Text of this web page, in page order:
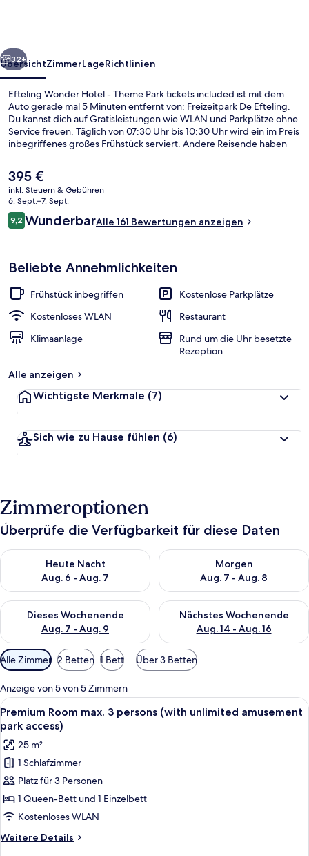
tickets
included
Weiter
32+
ÜbersichtZimmerLageRichtlinien
Efteling Wonder Hotel - Theme Park tickets included ist mit dem
Auto gerade mal 5 Minuten entfernt von: Freizeitpark De Efteling.
Du kannst dich auf Gratisleistungen wie WLAN und Parkplätze ohne
Service freuen. Täglich von 07:30 Uhr bis 10:30 Uhr wird ein im Preis
inbegriffenes großes Frühstück serviert. Andere Reisende haben
Der
aktuelle
Preis
beträgt
395 €.
395 €
inkl. Steuern & Gebühren
6. Sept.–7. Sept.
Bewertungen
9,29,2 von 10.
WunderbarAlle 161 Bewertungen anzeigen
Beliebte Annehmlichkeiten
Frühstück inbegriffen
Kostenlose Parkplätze
Kostenloses WLAN
Restaurant
Klimaanlage
Rund um die Uhr besetzte
Rezeption
Alle anzeigen
Wichtigste Merkmale (7)
Sich wie zu Hause fühlen (6)
Zimmeroptionen
Überprüfe die Verfügbarkeit für diese Daten
Heute Nacht
Aug. 6 - Aug. 7
Überprüfe die Verfügbarkeit für heute Nacht, Aug. 6 - Aug. 7.
Morgen
Aug. 7 - Aug. 8
Überprüfe die Verfügbarkeit
Dieses Wochenende
Aug. 7 - Aug. 9
Überprüfe die Verfügbarkeit für dieses Wochenende, Aug. 7
Nächstes Wochenende
Aug. 14 - Aug. 16
Überprüfe die Verfügbarkeit
Verfügbare
Filter
für
Zimmer
Alle Zimmer 2 Betten 1 Bett Über 3 Betten
Anzeige von 5 von 5 Zimmern
Alle
Fotos
für
Premium
Room
max.
3
persons
(with
unlimited
Ein modernes Hotelzimmer mit
5
Premium Room max. 3 persons (with unlimited amusement
park access)
25 m²
1 Schlafzimmer
Platz für 3 Personen
1 Queen-Bett und 1 Einzelbett
Kostenloses WLAN
Weitere Details
Weitere